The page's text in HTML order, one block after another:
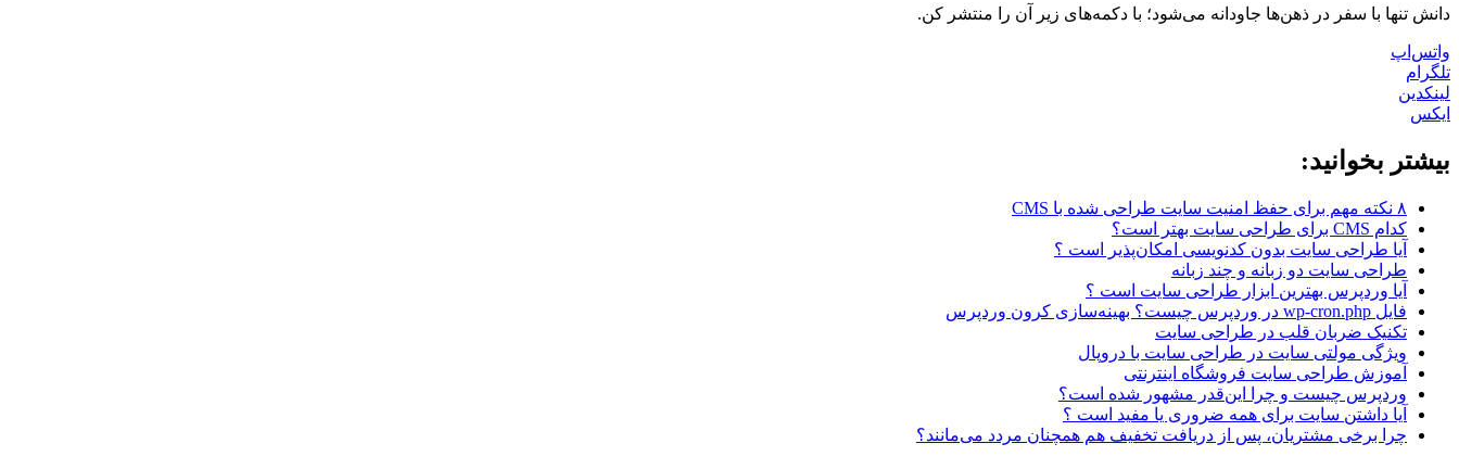
دانش تنها با سفر در ذهن‌ها جاودانه می‌شود؛ با دکمه‌های زیر آن را منتشر کن.
واتس‌اپ
تلگرام
لینکدین
ایکس
بیشتر بخوانید:
۸ نکته مهم برای حفظ امنیت سایت طراحی شده با CMS
کدام CMS برای طراحی سایت بهتر است؟
آیا طراحی سایت بدون کدنویسی امکان‌پذیر است ؟
طراحی سایت دو زبانه و چند زبانه
آیا وردپرس بهترین ابزار طراحی سایت است ؟
فایل wp-cron.php در وردپرس چیست؟ بهینه‌سازی کرون وردپرس
تکنیک ضربان قلب در طراحی سایت
ویژگی مولتی سایت در طراحی سایت با دروپال
آموزش طراحی سایت فروشگاه اینترنتی
وردپرس چیست و چرا این‌قدر مشهور شده است؟
آیا داشتن سایت برای همه ضروری یا مفید است ؟
چرا برخی مشتریان، پس از دریافت تخفیف هم همچنان مردد می‌مانند؟